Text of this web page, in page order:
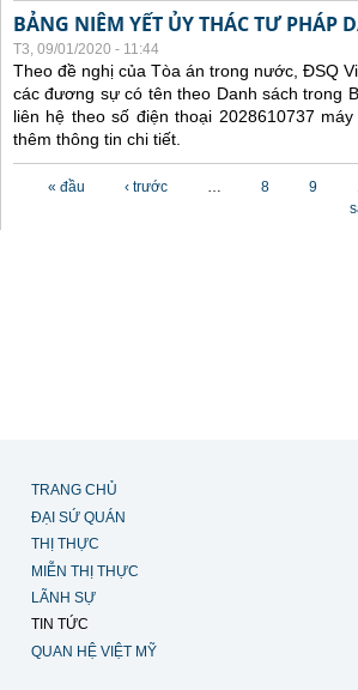
BẢNG NIÊM YẾT ỦY THÁC TƯ PHÁP
T3, 09/01/2020 - 11:44
Theo đề nghị của Tòa án trong nước, ĐSQ
các đương sự có tên theo Danh sách trong
liên hệ theo số điện thoại 2028610737
thêm thông tin chi tiết.
Các trang
« đầu ‹ trước … 8 9
TRANG CHỦ
ĐẠI SỨ QUÁN
THỊ THỰC
MIỄN THỊ THỰC
LÃNH SỰ
TIN TỨC
QUAN HỆ VIỆT MỸ